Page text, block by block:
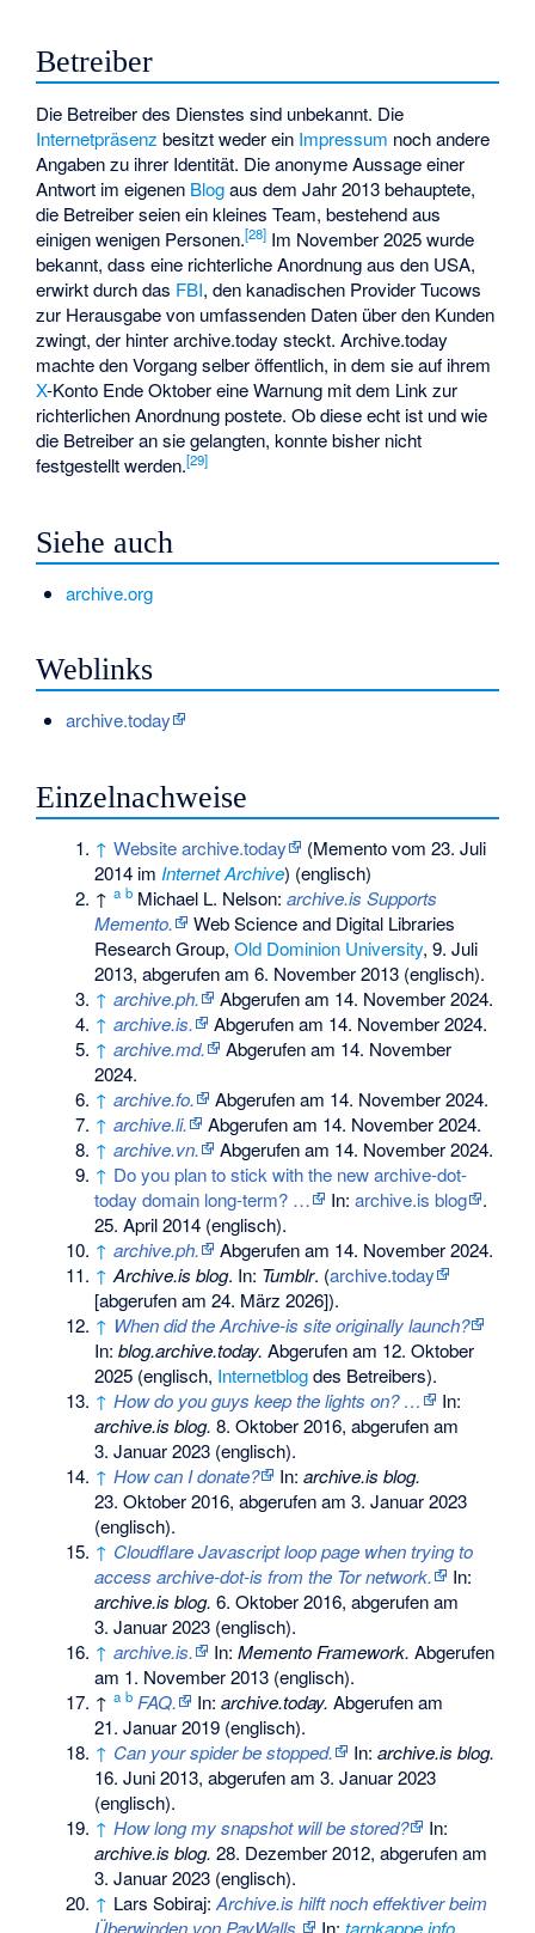
Betreiber
Die Betreiber des Dienstes sind unbekannt. Die
Internetpräsenz besitzt weder ein Impressum noch andere
Angaben zu ihrer Identität. Die anonyme Aussage einer
Antwort im eigenen Blogaus dem Jahr 2013 behauptete,
die Betreiber seien ein kleines Team, bestehend aus
einigen wenigen Personen.[28] Im November 2025 wurde
bekannt, dass eine richterliche Anordnung aus den USA,
erwirkt durch das FBI, den kanadischen ProviderTucows
zur Herausgabe von umfassenden Daten über den Kunden
zwingt, der hinter archive.today steckt. Archive.today
machte den Vorgang selber öffentlich, in dem sie auf ihrem
X-Konto Ende Oktober eine Warnung mit dem Link zur
richterlichen Anordnung postete. Ob diese echt ist und wie
die Betreiber an sie gelangten, konnte bisher nicht
festgestellt werden.[29]
Siehe auch
archive.org
Weblinks
archive.today
Einzelnachweise
↑ Website archive.today (Mementovom 23. Juli
2014 im Internet Archive) (englisch)
↑a b Michael L. Nelson:archive.is Supports
Memento.
Web Science and Digital Libraries
Research Group,Old Dominion University, 9. Juli
2013, abgerufen am 6. November 2013 (englisch).
↑ archive.ph. Abgerufen am 14. November 2024.
↑ archive.is. Abgerufen am 14. November 2024.
↑ archive.md.
Abgerufen am 14. November
2024.
↑ archive.fo. Abgerufen am 14. November 2024.
↑ archive.li. Abgerufen am 14. November 2024.
↑ archive.vn. Abgerufen am 14. November 2024.
↑ Do you plan to stick with the new archive-dot-
today domain long-term? …
In:archive.is blog
.
25. April 2014 (englisch).
↑ archive.ph. Abgerufen am 14. November 2024.
↑ Archive.is blog. In: Tumblr. (archive.today
[abgerufen am 24. März 2026]).
↑ When did the Archive-is site originally launch?
In:blog.archive.today. Abgerufen am 12. Oktober
2025 (englisch, Internetblogdes Betreibers).
↑ How do you guys keep the lights on? …
In:
archive.is blog. 8. Oktober 2016, abgerufen am
3. Januar 2023 (englisch).
↑ How can I donate? In:archive.is blog.
23. Oktober 2016, abgerufen am 3. Januar 2023
(englisch).
↑ Cloudflare Javascript loop page when trying to
access archive-dot-is from the Tor network.
In:
archive.is blog. 6. Oktober 2016, abgerufen am
3. Januar 2023 (englisch).
↑ archive.is. In:Memento Framework. Abgerufen
am 1. November 2013 (englisch).
↑a b FAQ. In:archive.today. Abgerufen am
21. Januar 2019 (englisch).
↑ Can your spider be stopped. In:archive.is blog.
16. Juni 2013, abgerufen am 3. Januar 2023
(englisch).
↑ How long my snapshot will be stored?
In:
archive.is blog. 28. Dezember 2012, abgerufen am
3. Januar 2023 (englisch).
↑ Lars Sobiraj:Archive.is hilft noch effektiver beim
Überwinden von PayWalls.
In:tarnkappe.info.